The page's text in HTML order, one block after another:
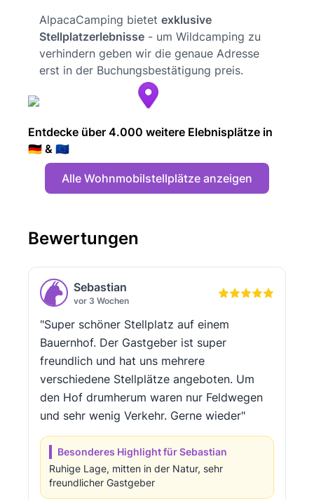
AlpacaCamping bietet exklusive
Stellplatzerlebnisse - um Wildcamping zu
verhindern geben wir die genaue Adresse
erst in der Buchungsbestätigung preis.
Entdecke über 4.000 weitere Elebnisplätze in
🇩🇪 & 🇪🇺
Alle Wohnmobilstellplätze anzeigen
Bewertungen
Sebastian
vor 3 Wochen
"Super schöner Stellplatz auf einem
Bauernhof. Der Gastgeber ist super
freundlich und hat uns mehrere
verschiedene Stellplätze angeboten. Um
den Hof drumherum waren nur Feldwegen
und sehr wenig Verkehr. Gerne wieder"
Besonderes Highlight für Sebastian
Ruhige Lage, mitten in der Natur, sehr
freundlicher Gastgeber